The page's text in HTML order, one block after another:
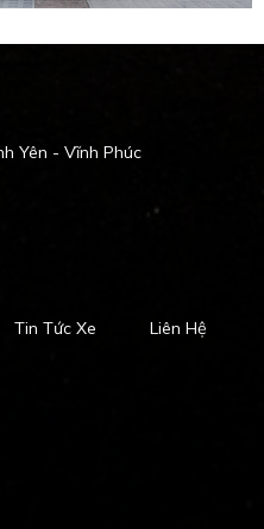
Yên - Vĩnh Phúc
Tin Tức Xe Liên Hệ